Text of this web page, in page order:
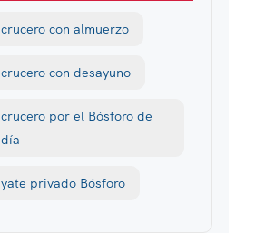
crucero con almuerzo
crucero con desayuno
crucero por el Bósforo de
día
yate privado Bósforo